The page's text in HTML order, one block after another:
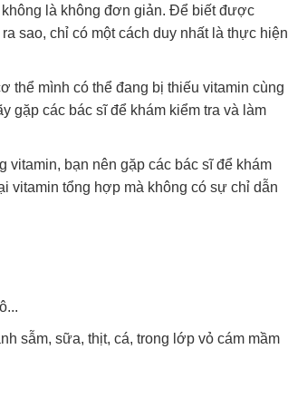
là không đơn giản. Để biết được
sao, chỉ có một cách duy nhất là thực hiện
thể mình có thể đang bị thiếu vitamin cùng
gặp các bác sĩ để khám kiểm tra và làm
bạn nên gặp các bác sĩ để khám
vitamin tổng hợp mà không có sự chỉ dẫn
sẫm, sữa, thịt, cá, trong lớp vỏ cám mầm